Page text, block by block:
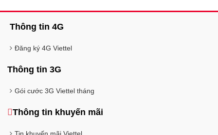
Thông tin 4G
Đăng ký 4G Viettel
Thông tin 3G
Gói cước 3G Viettel tháng
Thông tin khuyến mãi
Tin khuyến mãi Viettel